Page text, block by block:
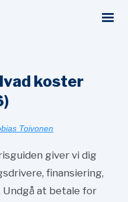
koster
Toivonen
giver vi dig
finansiering,
at betale for